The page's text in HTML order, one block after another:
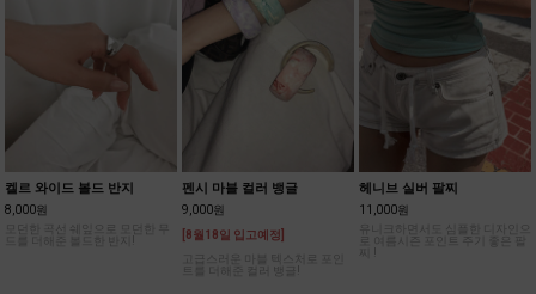
켈르 와이드 볼드 반지
8,000원
드를 더해준 볼드한 반지!
펜시 마블 컬러 뱅글
9,000원
[8월18일 입고예정]
고급스러운 마블 텍스처로 포인
트를 더해준 컬러 뱅글!
헤니브 실버 팔찌
11,000원
유니크하면서도 심플한 디자인으
찌 !